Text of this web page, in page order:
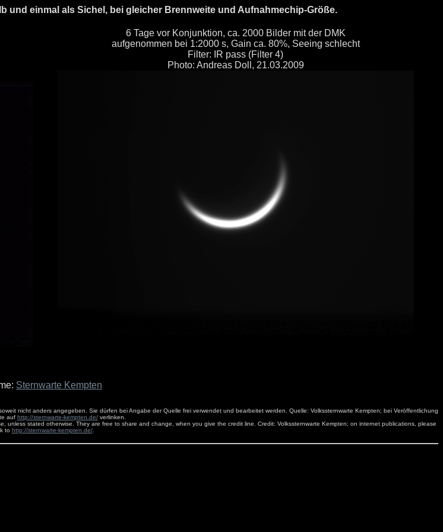
und einmal als Sichel, bei gleicher Brennweite und Aufnahmechip-Größe.
6 Tage vor Konjunktion, ca. 2000 Bilder mit der DMK
aufgenommen bei 1:2000 s, Gain ca. 80%, Seeing schlecht
Filter: IR pass (Filter 4)
Photo: Andreas Doll, 21.03.2009
Sternwarte Kempten
nicht anders angegeben. Sie dürfen bei Angabe der Quelle frei verwendet und bearbeitet werden. Quelle: Volkssternwarte Kempten; bei Veröffentlichung
auf http://sternwarte-kempten.de/ verlinken.
unless stated otherwise. They are free to share and change, when you give the credit line. Credit: Volkssternwarte Kempten; on internet publications, please
to http://sternwarte-kempten.de/.